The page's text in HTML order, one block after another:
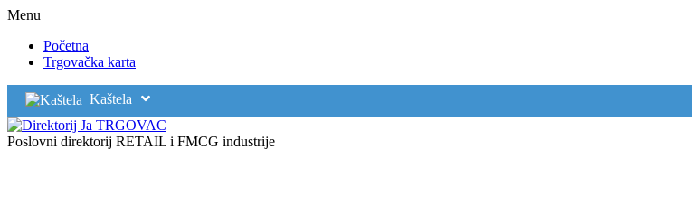
Menu
Početna
Trgovačka karta
Kaštela
Poslovni direktorij RETAIL i FMCG industrije